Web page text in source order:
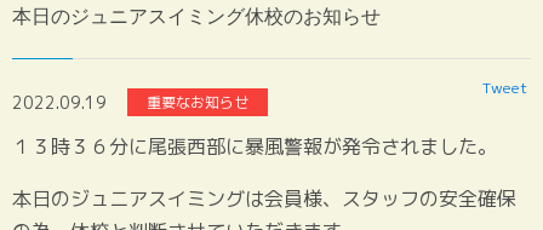
本日のジュニアスイミング休校のお知らせ
2022.09.19 重要なお知らせ
Tweet
１３時３６分に尾張西部に暴風警報が発令されました。
本日のジュニアスイミングは会員様、スタッフの安全確保